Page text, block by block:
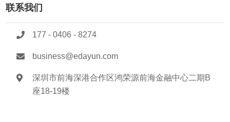
联系我们
177 - 0406 - 8274
business@edayun.com
深圳市前海深港合作区鸿荣源前海金融中心二期B
座18-19楼